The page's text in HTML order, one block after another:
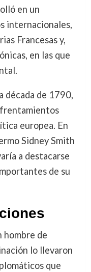
en un
internacionales,
Francesas y,
en las que
década de 1790,
europea. En
Sidney Smith
a destacarse
de su
hombre de
lo llevaron
que